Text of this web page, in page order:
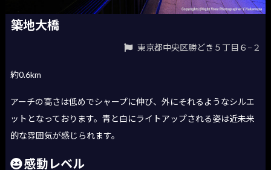
築地大橋
東京都中央区勝どき５丁目６−２
約0.6km
アーチの高さは低めでシャープに伸び、外にそれるようなシルエ
ットとなっております。青と白にライトアップされる姿は近未来
的な雰囲気が感じられます。
感動レベル